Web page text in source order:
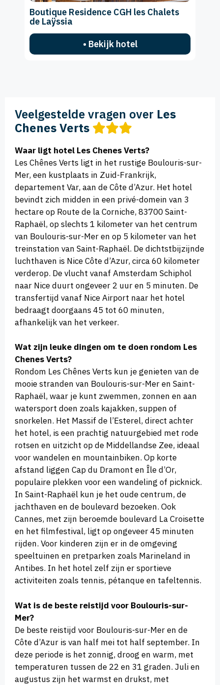
Boutique Residence CGH les Chalets
de Laÿssia
• Bekijk hotel
Veelgestelde vragen over Les
Chenes Verts
Waar ligt hotel Les Chenes Verts?
Les Chênes Verts ligt in het rustige Boulouris-sur-
Mer, een kustplaats in Zuid-Frankrijk,
departement Var, aan de Côte d’Azur. Het hotel
bevindt zich midden in een privé-domein van 3
hectare op Route de la Corniche, 83700 Saint-
Raphaël, op slechts 1 kilometer van het centrum
van Boulouris-sur-Mer en op 5 kilometer van het
treinstation van Saint-Raphaël. De dichtstbijzijnde
luchthaven is Nice Côte d’Azur, circa 60 kilometer
verderop. De vlucht vanaf Amsterdam Schiphol
naar Nice duurt ongeveer 2 uur en 5 minuten. De
transfertijd vanaf Nice Airport naar het hotel
bedraagt doorgaans 45 tot 60 minuten,
afhankelijk van het verkeer.
Wat zijn leuke dingen om te doen rondom Les
Chenes Verts?
Rondom Les Chênes Verts kun je genieten van de
mooie stranden van Boulouris-sur-Mer en Saint-
Raphaël, waar je kunt zwemmen, zonnen en aan
watersport doen zoals kajakken, suppen of
snorkelen. Het Massif de l’Esterel, direct achter
het hotel, is een prachtig natuurgebied met rode
rotsen en uitzicht op de Middellandse Zee, ideaal
voor wandelen en mountainbiken. Op korte
afstand liggen Cap du Dramont en Île d’Or,
populaire plekken voor een wandeling of picknick.
In Saint-Raphaël kun je het oude centrum, de
jachthaven en de boulevard bezoeken. Ook
Cannes, met zijn beroemde boulevard La Croisette
en het filmfestival, ligt op ongeveer 45 minuten
rijden. Voor kinderen zijn er in de omgeving
speeltuinen en pretparken zoals Marineland in
Antibes. In het hotel zelf zijn er sportieve
activiteiten zoals tennis, pétanque en tafeltennis.
Wat is de beste reistijd voor Boulouris-sur-
Mer?
De beste reistijd voor Boulouris-sur-Mer en de
Côte d’Azur is van half mei tot half september. In
deze periode is het zonnig, droog en warm, met
temperaturen tussen de 22 en 31 graden. Juli en
augustus zijn het warmst en drukst, met